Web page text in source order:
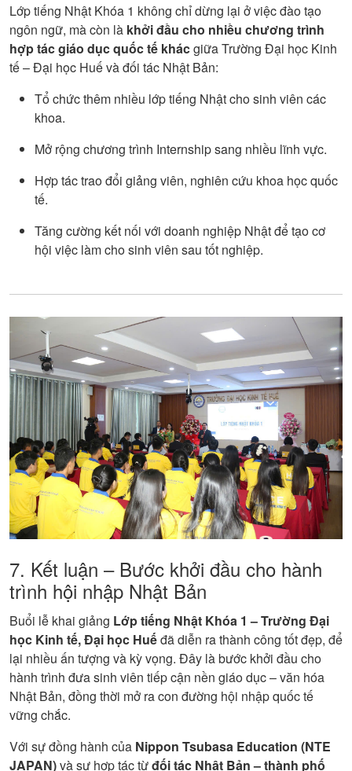
Lớp tiếng Nhật Khóa 1 không chỉ dừng lại ở việc đào tạo
ngôn ngữ, mà còn là khởi đầu cho nhiều chương trình
hợp tác giáo dục quốc tế khácgiữa Trường Đại học Kinh
tế – Đại học Huế và đối tác Nhật Bản:
Tổ chức thêm nhiều lớp tiếng Nhật cho sinh viên các
khoa.
Mở rộng chương trình Internship sang nhiều lĩnh vực.
Hợp tác trao đổi giảng viên, nghiên cứu khoa học quốc
tế.
Tăng cường kết nối với doanh nghiệp Nhật để tạo cơ
hội việc làm cho sinh viên sau tốt nghiệp.
7. Kết luận – Bước khởi đầu cho hành
trình hội nhập Nhật Bản
Buổi lễ khai giảng Lớp tiếng Nhật Khóa 1 – Trường Đại
học Kinh tế, Đại học Huếđã diễn ra thành công tốt đẹp, để
lại nhiều ấn tượng và kỳ vọng. Đây là bước khởi đầu cho
hành trình đưa sinh viên tiếp cận nền giáo dục – văn hóa
Nhật Bản, đồng thời mở ra con đường hội nhập quốc tế
vững chắc.
Với sự đồng hành của Nippon Tsubasa Education (NTE
JAPAN)và sự hợp tác từđối tác Nhật Bản – thành phố